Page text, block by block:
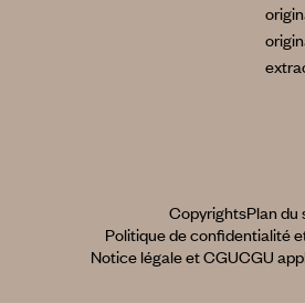
CopyrightsPlan du
Politique de confidentialité
Notice légale et CGUCGU